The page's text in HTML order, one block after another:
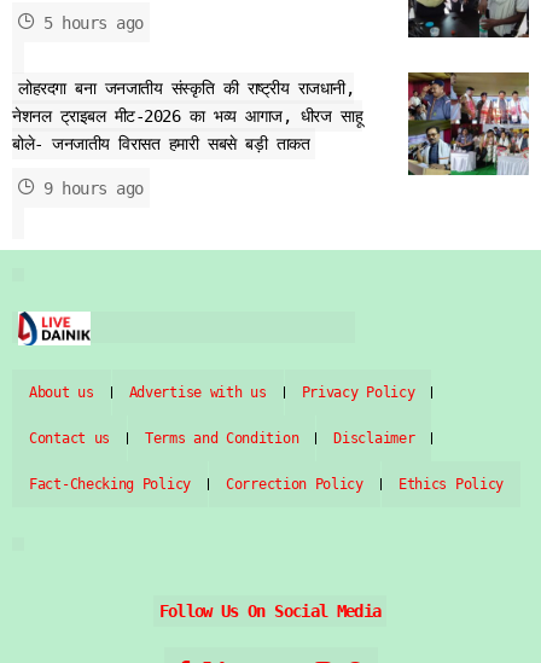
5 hours ago
लोहरदगा बना जनजातीय संस्कृति की राष्ट्रीय राजधानी,
नेशनल ट्राइबल मीट-2026 का भव्य आगाज, धीरज साहू
बोले- जनजातीय विरासत हमारी सबसे बड़ी ताकत
9 hours ago
About us Advertise with us Privacy Policy
Contact us Terms and Condition Disclaimer
Fact-Checking Policy Correction Policy Ethics Policy
Follow Us On Social Media